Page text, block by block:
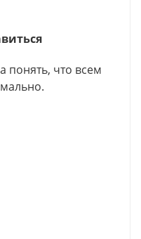
понять, что всем